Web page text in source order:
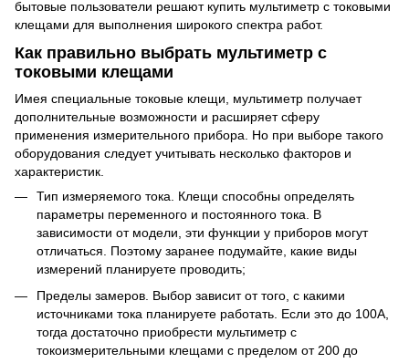
бытовые пользователи решают купить мультиметр с токовыми
клещами для выполнения широкого спектра работ.
Как правильно выбрать мультиметр с
токовыми клещами
Имея специальные токовые клещи, мультиметр получает
дополнительные возможности и расширяет сферу
применения измерительного прибора. Но при выборе такого
оборудования следует учитывать несколько факторов и
характеристик.
Тип измеряемого тока. Клещи способны определять
параметры переменного и постоянного тока. В
зависимости от модели, эти функции у приборов могут
отличаться. Поэтому заранее подумайте, какие виды
измерений планируете проводить;
Пределы замеров. Выбор зависит от того, с какими
источниками тока планируете работать. Если это до 100А,
тогда достаточно приобрести мультиметр с
токоизмерительными клещами с пределом от 200 до